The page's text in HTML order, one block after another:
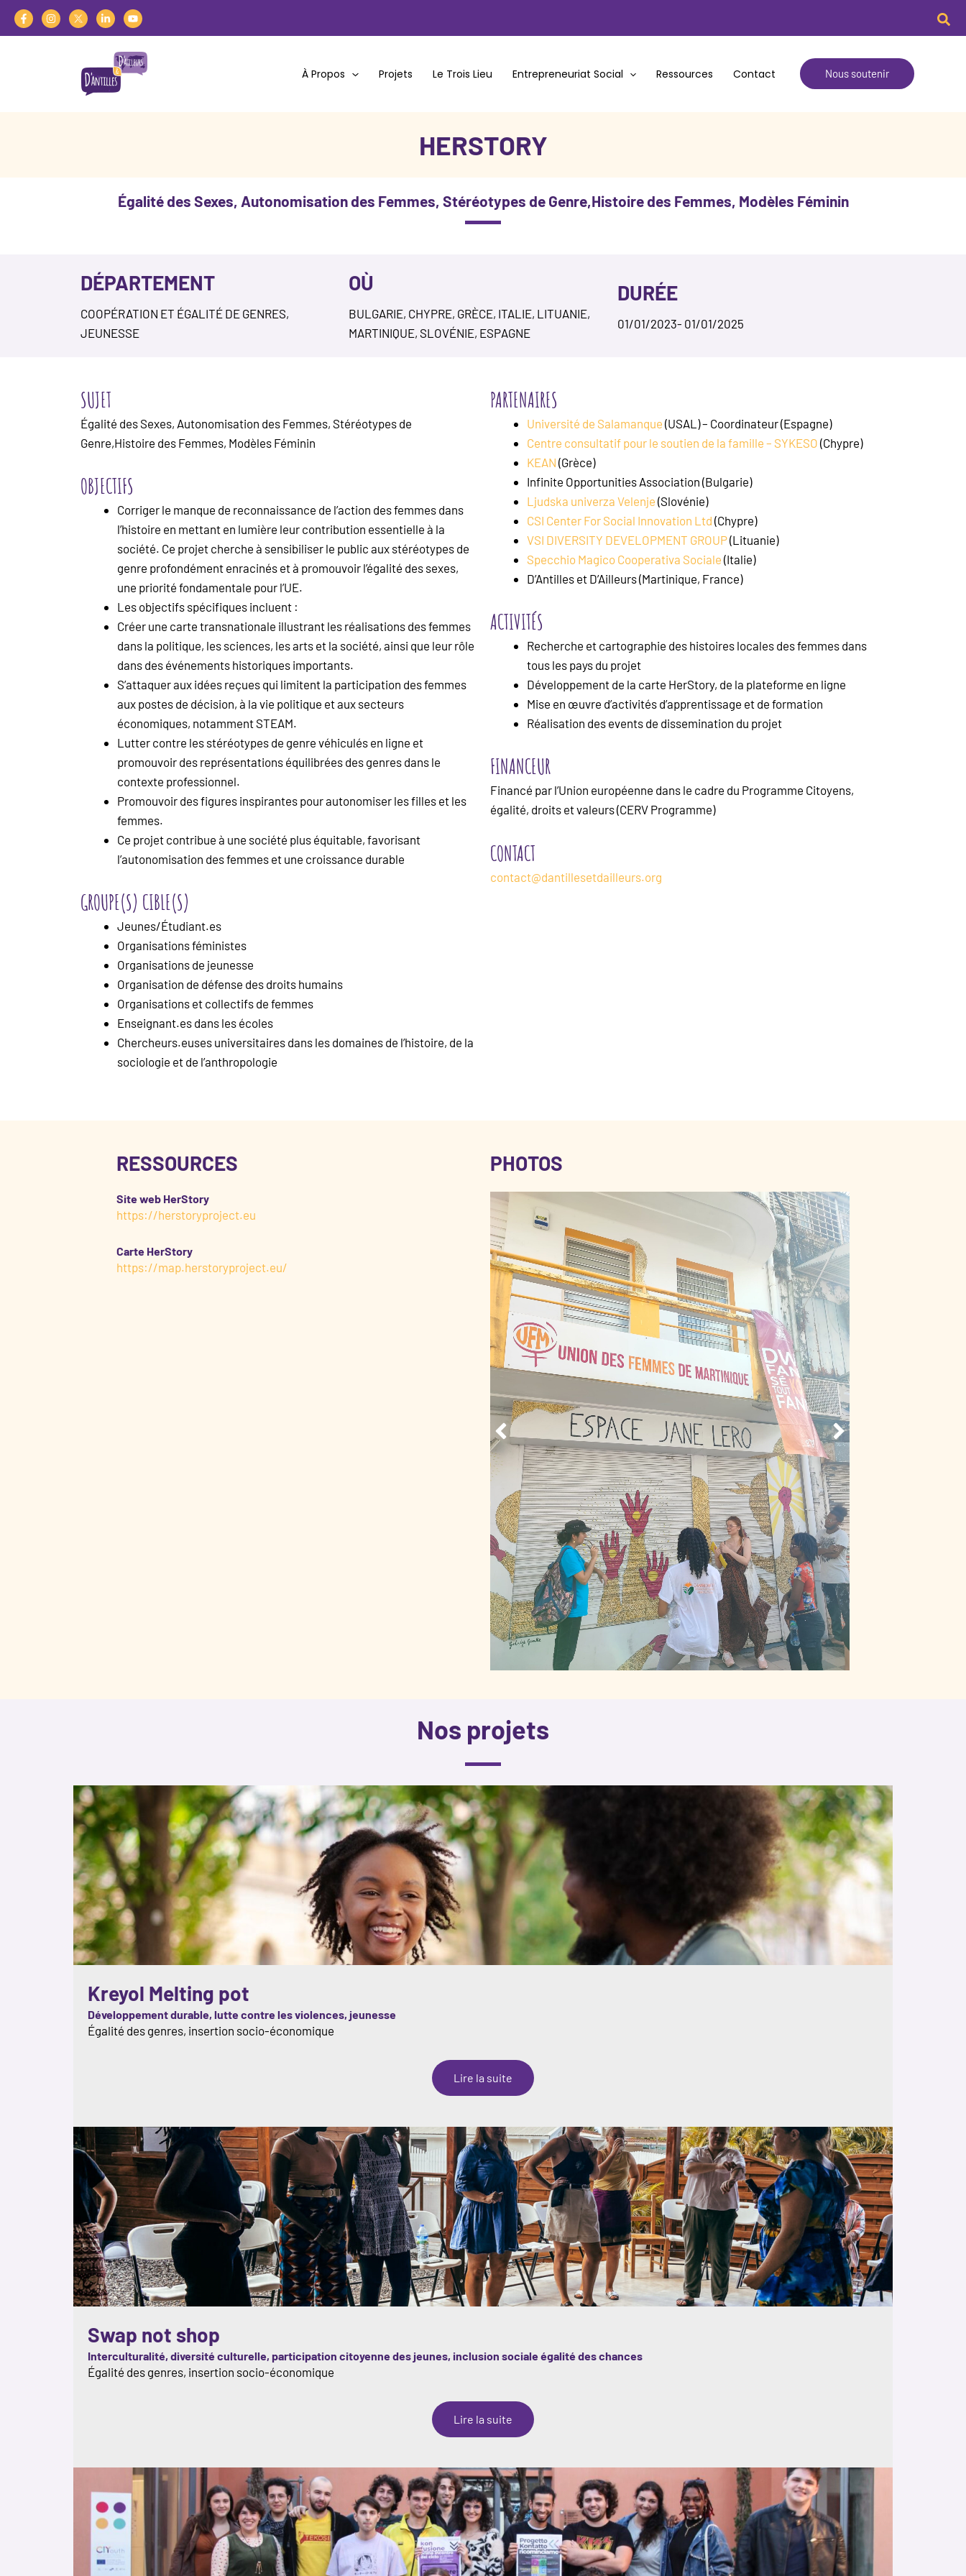
Aller
À Propos Projets Le Trois Lieu Entrepreneuriat Social Ressources Contact Nous soutenir
HERSTORY
Égalité des Sexes, Autonomisation des Femmes, Stéréotypes de Genre,Histoire des Femmes, Modèles Féminin
DÉPARTEMENT
COOPÉRATION ET ÉGALITÉ DE GENRES,
JEUNESSE
OÙ
BULGARIE, CHYPRE, GRÈCE, ITALIE, LITUANIE,
MARTINIQUE, SLOVÉNIE, ESPAGNE
DURÉE
01/01/2023- 01/01/2025
SUJET
Égalité des Sexes, Autonomisation des Femmes, Stéréotypes de
Genre,Histoire des Femmes, Modèles Féminin
OBJECTIFS
Corriger le manque de reconnaissance de l’action des femmes dans
l’histoire en mettant en lumière leur contribution essentielle à la
société. Ce projet cherche à sensibiliser le public aux stéréotypes de
genre profondément enracinés et à promouvoir l’égalité des sexes,
une priorité fondamentale pour l’UE.
Les objectifs spécifiques incluent :
Créer une carte transnationale illustrant les réalisations des femmes
dans la politique, les sciences, les arts et la société, ainsi que leur rôle
dans des événements historiques importants.
S’attaquer aux idées reçues qui limitent la participation des femmes
aux postes de décision, à la vie politique et aux secteurs
économiques, notamment STEAM.
Lutter contre les stéréotypes de genre véhiculés en ligne et
promouvoir des représentations équilibrées des genres dans le
contexte professionnel.
Promouvoir des figures inspirantes pour autonomiser les filles et les
femmes.
Ce projet contribue à une société plus équitable, favorisant
l’autonomisation des femmes et une croissance durable
GROUPE(S) CIBLE(S)
Jeunes/Étudiant.es
Organisations féministes
Organisations de jeunesse
Organisation de défense des droits humains
Organisations et collectifs de femmes
Enseignant.es dans les écoles
Chercheurs.euses universitaires dans les domaines de l’histoire, de la
sociologie et de l’anthropologie
PARTENAIRES
Université de Salamanque (USAL) – Coordinateur (Espagne)
Centre consultatif pour le soutien de la famille – SYKESO (Chypre)
KEAN (Grèce)
Infinite Opportunities Association (Bulgarie)
Ljudska univerza Velenje (Slovénie)
CSI Center For Social Innovation Ltd (Chypre)
VSI DIVERSITY DEVELOPMENT GROUP(Lituanie)
Specchio Magico Cooperativa Sociale (Italie)
D’Antilles et D’Ailleurs (Martinique, France)
ACTIVITÉS
Recherche et cartographie des histoires locales des femmes dans
tous les pays du projet
Développement de la carte HerStory, de la plateforme en ligne
Mise en œuvre d’activités d’apprentissage et de formation
Réalisation des events de dissemination du projet
FINANCEUR
Financé par l’Union européenne dans le cadre du Programme Citoyens,
égalité, droits et valeurs (CERV Programme)
CONTACT
contact@dantillesetdailleurs.org
RESSOURCES
Site web HerStory
https://herstoryproject.eu
Carte HerStory
https://map.herstoryproject.eu/
PHOTOS
Nos projets
Kreyol Melting pot
Développement durable, lutte contre les violences, jeunesse
Égalité des genres, insertion socio-économique
Lire la suite
Kreyol
Melting
Swap not shop
Interculturalité, diversité culturelle, participation citoyenne des jeunes, inclusion sociale égalité des chances
Égalité des genres, insertion socio-économique
Lire la suite
Swap
not